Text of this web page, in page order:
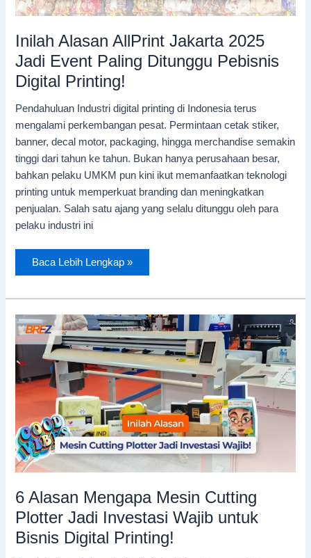
Inilah Alasan AllPrint Jakarta 2025
Jadi Event Paling Ditunggu Pebisnis
Digital Printing!
Pendahuluan Industri digital printing di Indonesia terus
mengalami perkembangan pesat. Permintaan cetak stiker,
banner, decal motor, packaging, hingga merchandise semakin
tinggi dari tahun ke tahun. Bukan hanya perusahaan besar,
bahkan pelaku UMKM pun kini ikut memanfaatkan teknologi
printing untuk memperkuat branding dan meningkatkan
penjualan. Salah satu ajang yang selalu ditunggu oleh para
pelaku industri ini
Baca Lebih Lengkap »
6 Alasan Mengapa Mesin Cutting
Plotter Jadi Investasi Wajib untuk
Bisnis Digital Printing!
6
Alasan
Mengapa
Mesin
Cutting
Plotter
Jadi
Investasi
Wajib
untuk
Bisnis
Digital
Printing!